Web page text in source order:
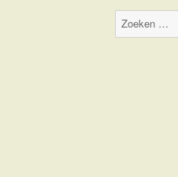
Zoeken
naar: